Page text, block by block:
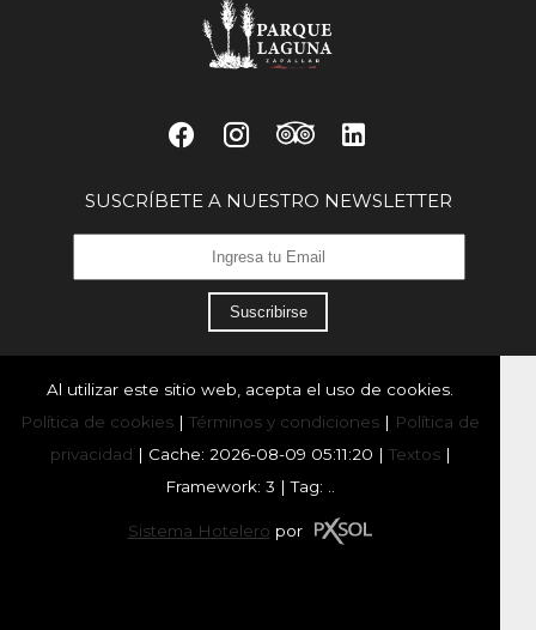
SUSCRÍBETE A NUESTRO NEWSLETTER
Suscribirse
Al utilizar este sitio web, acepta el uso de cookies.
Política de cookies | Términos y condiciones | Política de
privacidad | Cache: 2026-08-09 05:11:20 | Textos|
Framework: 3 |Tag:
Sistema Hotelero por